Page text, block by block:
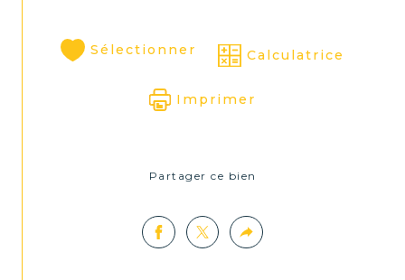
Sélectionner Calculatrice
Imprimer
Partager ce bien